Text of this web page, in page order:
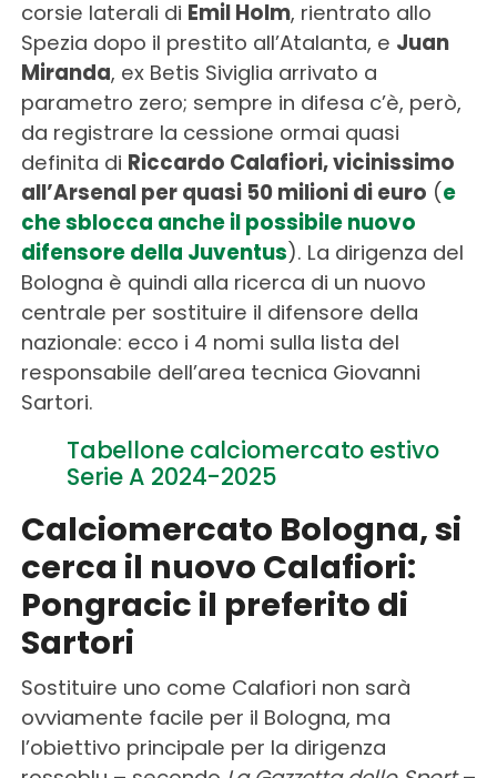
corsie laterali di Emil Holm, rientrato allo
Spezia dopo il prestito all’Atalanta, e Juan
Miranda, ex Betis Siviglia arrivato a
parametro zero; sempre in difesa c’è, però,
da registrare la cessione ormai quasi
definita di Riccardo Calafiori, vicinissimo
all’Arsenal per quasi 50 milioni di euro (e
che sblocca anche il possibile nuovo
difensore della Juventus). La dirigenza del
Bologna è quindi alla ricerca di un nuovo
centrale per sostituire il difensore della
nazionale: ecco i 4 nomi sulla lista del
responsabile dell’area tecnica Giovanni
Sartori.
Tabellone calciomercato estivo
Serie A 2024-2025
Calciomercato Bologna, si
cerca il nuovo Calafiori:
Pongracic il preferito di
Sartori
Sostituire uno come Calafiori non sarà
ovviamente facile per il Bologna, ma
l’obiettivo principale per la dirigenza